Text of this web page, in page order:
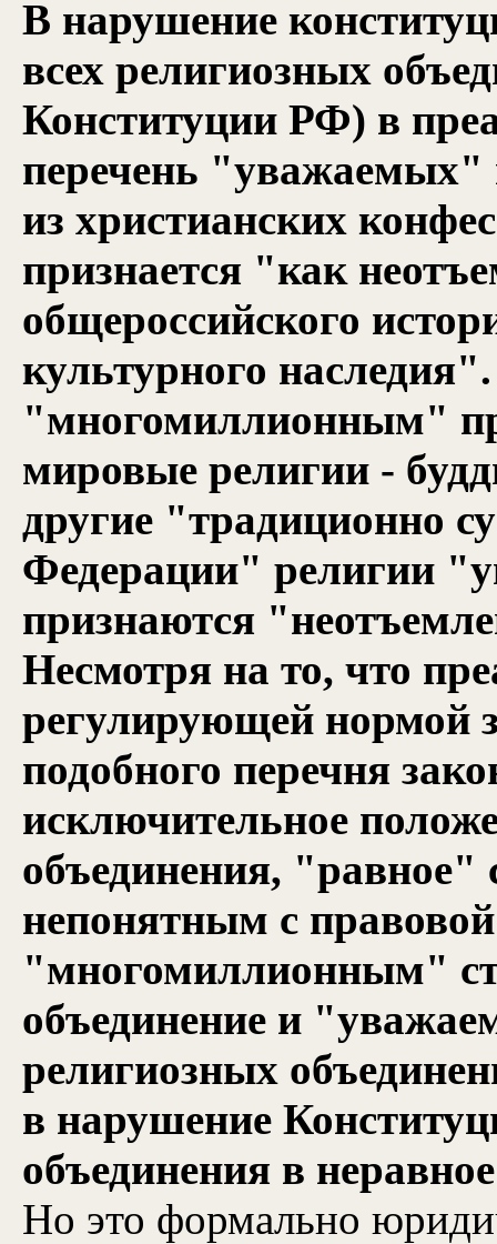
В нарушение
всех религиозных
Конституции РФ) в
перечень "уважаемых"
из христианских
признается "как
общероссийского
культурного
"многомиллионным"
мировые религии -
другие "традиционно
Федерации" религии
признаются
Несмотря на то, что
регулирующей нормой
подобного перечня
исключительное
объединения, "равное"
непонятным с
"многомиллионным"
объединение и
религиозных
в нарушение
объединения в
Но это формально